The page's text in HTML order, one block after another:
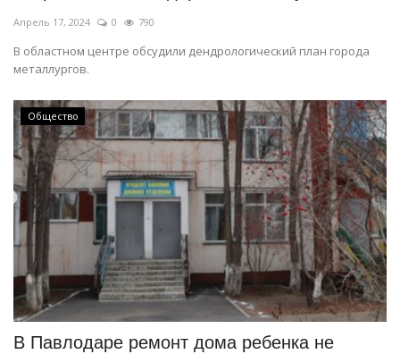
Апрель 17, 2024 0 790
В областном центре обсудили дендрологический план города
металлургов.
Общество
В Павлодаре ремонт дома ребенка не